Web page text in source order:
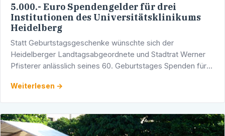
5.000.- Euro Spendengelder für drei
Institutionen des Universitätsklinikums
Heidelberg
Statt Geburtstagsgeschenke wünschte sich der
Heidelberger Landtagsabgeordnete und Stadtrat Werner
Pfisterer anlässlich seines 60. Geburtstages Spenden für
Weiterlesen →